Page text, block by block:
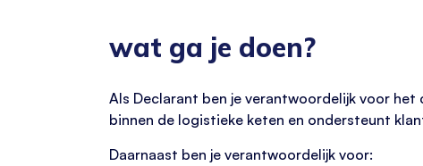
wat ga je doen?
Als Declarant ben je verantwoordelijk voor
binnen de logistieke keten en ondersteunt
Daarnaast ben je verantwoordelijk voor: